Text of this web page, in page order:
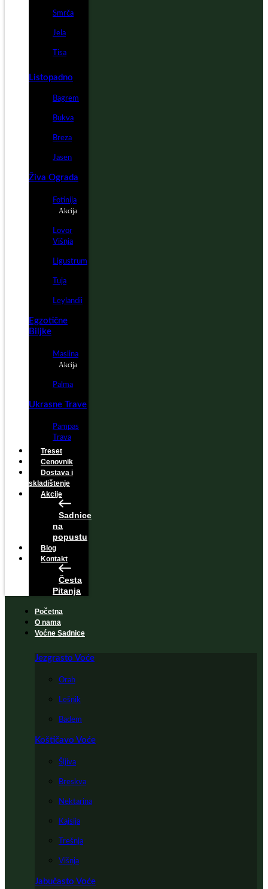
Smrča
Jela
Tisa
Listopadno
Bagrem
Bukva
Breza
Jasen
Živa Ograda
Fotinija
Akcija
Lovor
Višnja
Ligustrum
Tuja
Leylandii
Egzotične
Biljke
Maslina
Akcija
Palma
Ukrasne Trave
Pampas
Trava
Treset
Cenovnik
Dostava i
skladištenje
Akcije
Sadnice
na
popustu
Blog
Kontakt
Česta
Pitanja
Početna
O nama
Voćne Sadnice
Jezgrasto Voće
Orah
Lešnik
Badem
Koštičavo Voće
Šljiva
Breskva
Nektarina
Kajsija
Trešnja
Višnja
Jabučasto Voće